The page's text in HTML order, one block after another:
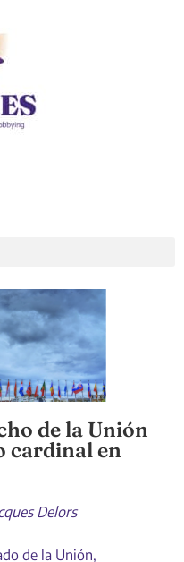
de la Unión
cardinal en
Delors
de la Unión,